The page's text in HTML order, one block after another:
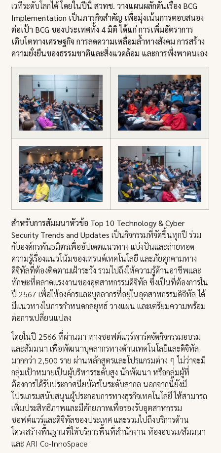
เวทีระดับโลกได้โดยในปีนี้ สวทช. วางแผนผลักดันเรื่อง BCG
Implementation เป็นภารกิจสำคัญ เพื่อมุ่งเน้นการตอบสนอง
ต่อเป้า BCG ของประเทศทั้ง 4 มิติ ได้แก่ การเพิ่มอัตราการ
เติบโตทางเศรษฐกิจ การลดความเหลื่อมล้ำทางสังคม การสร้าง
ความยั่งยืนของธรรมชาติและสิ่งแวดล้อม และการพึ่งพาตนเอง
สำหรับการสัมมนาหัวข้อ Top 10 Technology & Cyber
Security Trends and Updates เป็นกิจกรรมที่จัดขึ้นทุกปี ร่วม
กับองค์กรพันธมิตรเพื่ออัปเดตแนวทาง แบ่งปันและถ่ายทอด
ความรู้เรื่องแนวโน้มของเทรนด์เทคโนโลยี และภัยคุกคามทาง
ดิจิทัลที่ต้องติดตามเฝ้าระวัง รวมไปถึงให้ความรู้ด้านอาชีพและ
ทักษะที่ตลาดแรงงานของอุตสาหกรรมดิจิทัล ซึ่งเป็นที่ต้องการใน
ปี 2567 เพื่อให้องค์กรและบุคลากรที่อยู่ในอุตสาหกรรมดิจิทัล ได้
มีแนวทางในการกำหนดกลยุทธ์ วางแผน และเตรียมความพร้อม
ต่อการเปลี่ยนแปลง
โดยในปี 2566 ที่ผ่านมา ทางซอฟต์แวร์พาร์คจัดกิจกรรมอบรม
และสัมมนา เพื่อพัฒนาบุคลากรทางด้านเทคโนโลยีและดิจิทัล
มากกว่า 2,500 ราย ผ่านหลักสูตรและโปรแกรมต่าง ๆ ไม่ว่าจะมี
กลุ่มเป้าหมายเป็นผู้บริหารระดับสูง นักพัฒนา หรือกลุ่มผู้ที่
ต้องการได้รับประกาศนียบัตรในระดับสากล นอกจากนี้ยังมี
โปรแกรมสนับสนุนผู้ประกอบการทางธุรกิจเทคโนโลยี ให้สามารถ
เพิ่มประสิทธิภาพและมีศักยภาพเพื่อรองรับอุตสาหกรรม
ซอฟต์แวร์และดิจิทัลของประเทศ และรวมไปถึงบริการด้าน
โครงสร้างพื้นฐานที่ให้บริการพื้นที่สำนักงาน ห้องอบรม/สัมมนา
และ ARI Co-InnoSpace